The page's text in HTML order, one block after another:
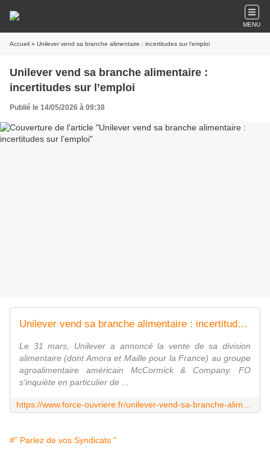
MENU
Accueil » Unilever vend sa branche alimentaire : incertitudes sur l’emploi
Unilever vend sa branche alimentaire :
incertitudes sur l’emploi
Publié le 14/05/2026 à 09:38
Unilever vend sa branche alimentaire : incertitudes sur l'emploi | Force Ouvrière
Le 31 mars, Unilever a annoncé la vente de sa division
alimentaire (dont Amora et Maille pour la France) au groupe
agroalimentaire américain McCormick & Company. FO
s'inquiète en particulier de ...
#" Parlez de vos Syndicats "